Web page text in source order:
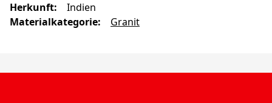
Herkunft:
Indien
Materialkategorie: Granit